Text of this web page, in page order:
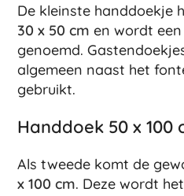
De kleinste handdoekje
30 x 50 cm en wordt
genoemd.
algemeen naast het
gebruikt.
Handdoek 50 x 100
Als tweede komt de
x 100 cm. Deze wordt